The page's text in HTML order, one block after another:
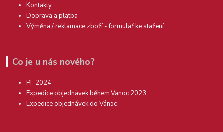
Kontakty
Doprava a platba
Výměna / reklamace zboží - formulář ke stažení
Co je u nás nového?
PF 2024
Expedice objednávek během Vánoc 2023
Expedice objednávek do Vánoc